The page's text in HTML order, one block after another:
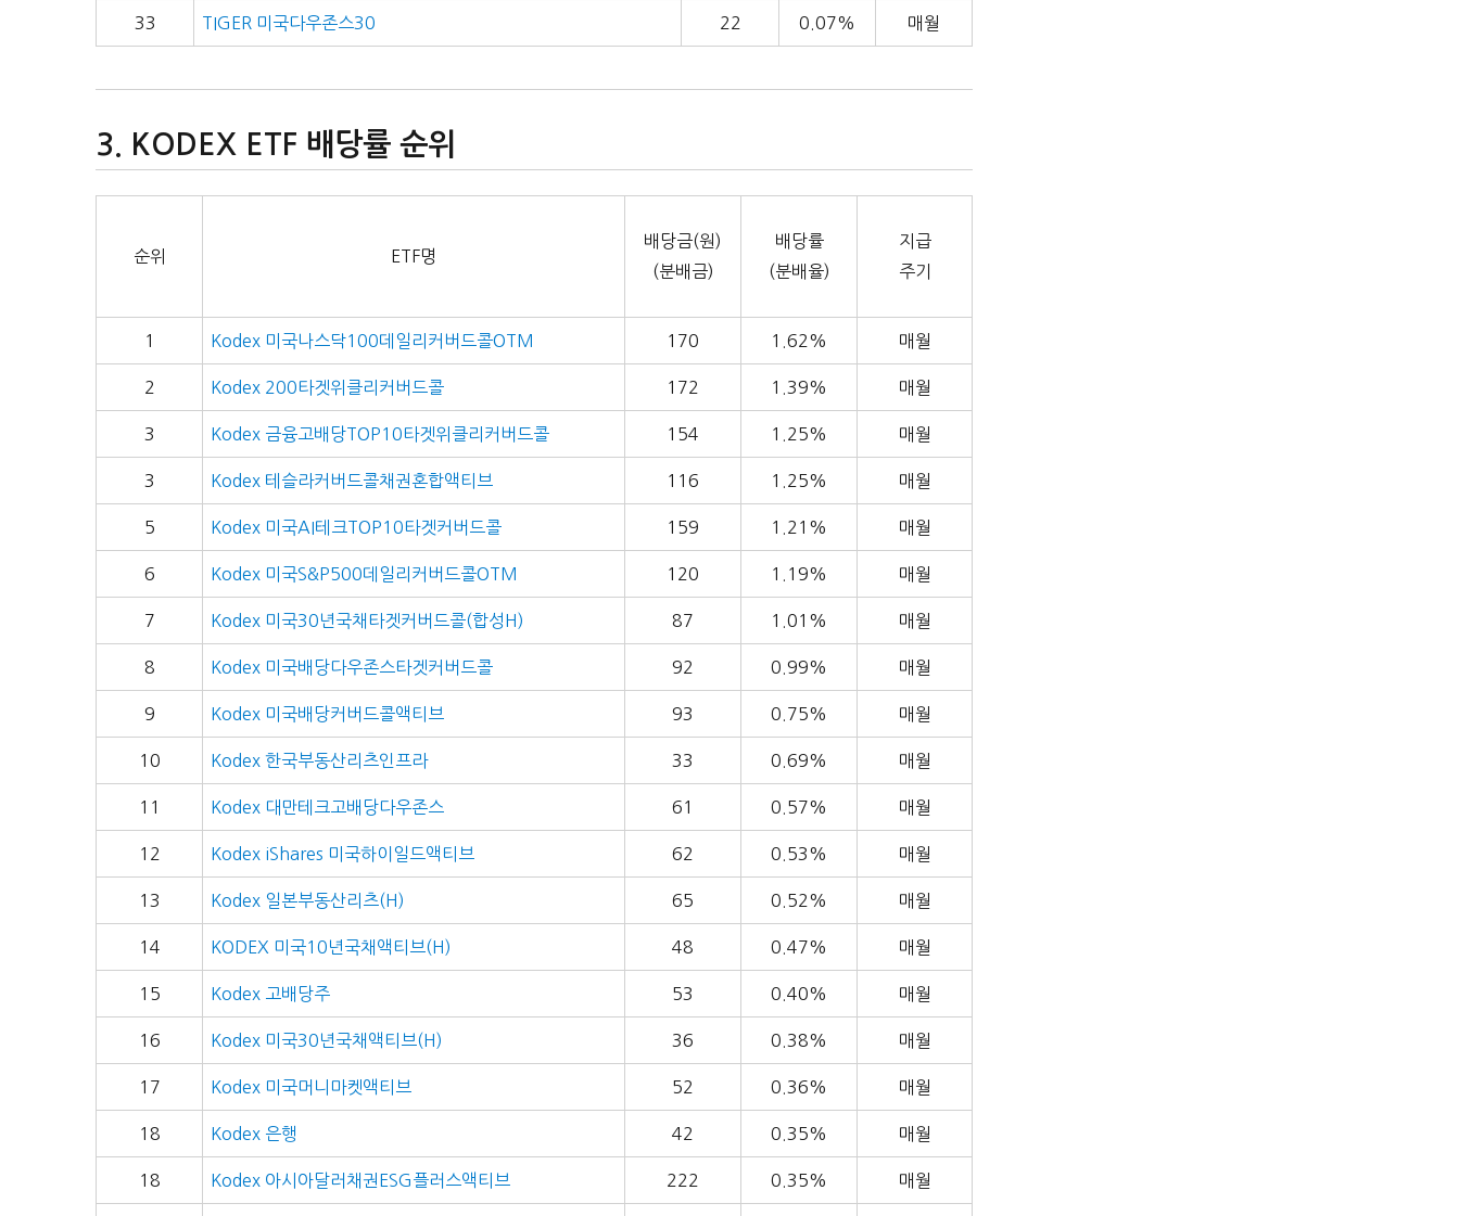
33 TIGER 미국다우존스30 22 0.07% 매월
KODEX ETF 배당률 순위
순위 ETF명
배당금(원)
(분배금)
배당률
(분배율)
지급
주기
1 Kodex 미국나스닥100데일리커버드콜OTM 170 1.62% 매월
2 Kodex 200타겟위클리커버드콜 172 1.39% 매월
3 Kodex 금융고배당TOP10타겟위클리커버드콜 154 1.25% 매월
3 Kodex 테슬라커버드콜채권혼합액티브 116 1.25% 매월
5 Kodex 미국AI테크TOP10타겟커버드콜 159 1.21% 매월
6 Kodex 미국S&P500데일리커버드콜OTM 120 1.19% 매월
7 Kodex 미국30년국채타겟커버드콜(합성H) 87 1.01% 매월
8 Kodex 미국배당다우존스타겟커버드콜 92 0.99% 매월
9 Kodex 미국배당커버드콜액티브 93 0.75% 매월
10 Kodex 한국부동산리츠인프라 33 0.69% 매월
11 Kodex 대만테크고배당다우존스 61 0.57% 매월
12 Kodex iShares 미국하이일드액티브 62 0.53% 매월
13 Kodex 일본부동산리츠(H) 65 0.52% 매월
14 KODEX 미국10년국채액티브(H) 48 0.47% 매월
15 Kodex 고배당주 53 0.40% 매월
16 Kodex 미국30년국채액티브(H) 36 0.38% 매월
17 Kodex 미국머니마켓액티브 52 0.36% 매월
18 Kodex 은행 42 0.35% 매월
18 Kodex 아시아달러채권ESG플러스액티브 222 0.35% 매월